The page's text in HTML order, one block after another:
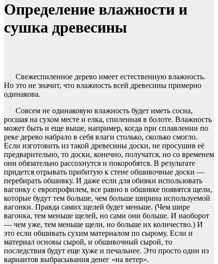
Определение влажности и
сушка древесины
Свежеспиленное дерево имеет естественную влажность.
Но это не значит, что влажность всей древесины примерно
одинакова.
Совсем не одинаковую влажность будет иметь сосна,
росшая на сухом месте и елка, спиленная в болоте. Влажность
может быть и еще выше, например, когда при сплавлении по
реке дерево набрало в себя влаги столько, сколько смогло.
Если изготовить из такой древесины доски, не просушив её
предварительно, то доски, конечно, получатся, но со временем
они обязательно рассохнутся и покоробятся. В результате
придется отрывать прибитую к стене обшивочные доски —
перебирать обшивку. И даже если для обивки использовать
вагонку с европрофилем, все равно в обшивке появятся щели,
которые будут тем больше, чем больше ширина используемой
вагонки. Правда самих щелей будет меньше. (Чем шире
вагонка, тем меньше щелей, но сами они больше. И наоборот
— чем уже, тем меньше щели, но больше их количество.) И
это если обшивать сухим материалом по сырому. Если и
материал основы сырой, и обшивочный сырой, то
последствия будут еще хуже и печальнее. Это просто один из
вариантов выбрасывания денег «на ветер».